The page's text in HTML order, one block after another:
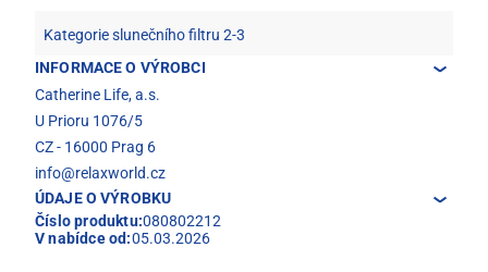
Kategorie slunečního filtru 2-3
INFORMACE O VÝROBCI
Catherine Life, a.s.
U Prioru 1076/5
CZ - 16000 Prag 6
info@relaxworld.cz
ÚDAJE O VÝROBKU
Číslo produktu:080802212
V nabídce od:05.03.2026